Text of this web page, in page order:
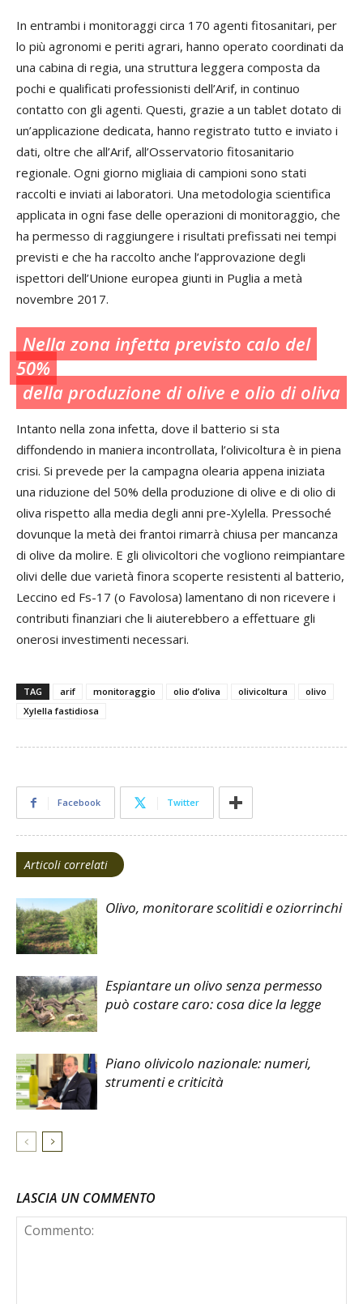
In entrambi i monitoraggi circa 170 agenti fitosanitari, per
lo più agronomi e periti agrari, hanno operato coordinati da
una cabina di regia, una struttura leggera composta da
pochi e qualificati professionisti dell’Arif, in continuo
contatto con gli agenti. Questi, grazie a un tablet dotato di
un’applicazione dedicata, hanno registrato tutto e inviato i
dati, oltre che all’Arif, all’Osservatorio fitosanitario
regionale. Ogni giorno migliaia di campioni sono stati
raccolti e inviati ai laboratori. Una metodologia scientifica
applicata in ogni fase delle operazioni di monitoraggio, che
ha permesso di raggiungere i risultati prefissati nei tempi
previsti e che ha raccolto anche l’approvazione degli
ispettori dell’Unione europea giunti in Puglia a metà
novembre 2017.
Nella zona infetta previsto calo del
50%
della produzione di olive e olio di oliva
Intanto nella zona infetta, dove il batterio si sta
diffondendo in maniera incontrollata, l’olivicoltura è in piena
crisi. Si prevede per la campagna olearia appena iniziata
una riduzione del 50% della produzione di olive e di olio di
oliva rispetto alla media degli anni pre-Xylella. Pressoché
dovunque la metà dei frantoi rimarrà chiusa per mancanza
di olive da molire. E gli olivicoltori che vogliono reimpiantare
olivi delle due varietà finora scoperte resistenti al batterio,
Leccino ed Fs-17 (o Favolosa) lamentano di non ricevere i
contributi finanziari che li aiuterebbero a effettuare gli
onerosi investimenti necessari.
TAG arif monitoraggio olio d’oliva olivicoltura
olivo
Xylella fastidiosa
Facebook Twitter
Articoli correlati
Olivo, monitorare scolitidi e oziorrinchi
Espiantare un olivo senza permesso
può costare caro: cosa dice la legge
Piano olivicolo nazionale: numeri,
strumenti e criticità
LASCIA UN COMMENTO